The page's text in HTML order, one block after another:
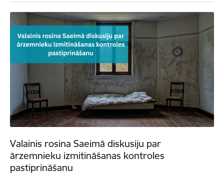
Valainis rosina Saeimā diskusiju par
ārzemnieku izmitināšanas kontroles
pastiprināšanu